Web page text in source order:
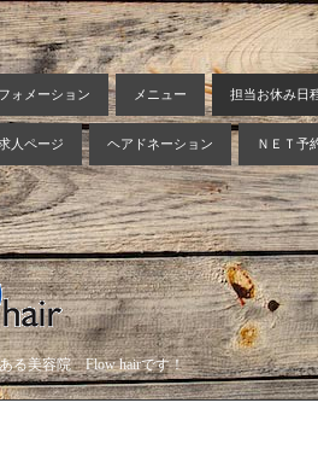
ォメーション メニュー 担当お休み日
人ページ ヘアドネーション ＮＥＴ予
る美容院 Flow hairです！